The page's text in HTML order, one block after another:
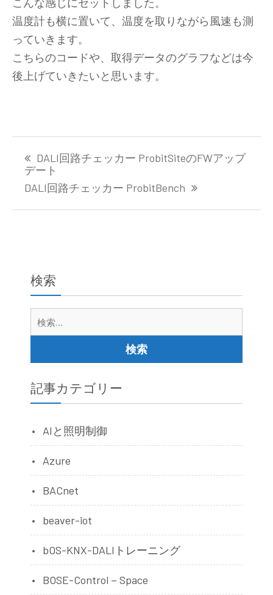
温度計も横に置いて、温度を取りながら風速も測
っていきます。
こちらのコードや、取得データのグラフなどは今
後上げていきたいと思います。
ゲ
DALI回路チェッカー ProbitSiteのFWアップ
デート
DALI回路チェッカー ProbitBench
検索
記事カテゴリー
AIと照明制御
Azure
BACnet
beaver-iot
bOS-KNX-DALIトレーニング
BOSE-Control－Space